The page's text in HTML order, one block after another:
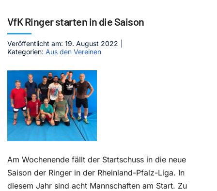
Mediathek
Jetzt abonnieren
Kontakt
VfK Ringer starten in die Saison
Veröffentlicht am: 19. August 2022
Kategorien: Aus den Vereinen
Am Wochenende fällt der Startschuss in die neue
Saison der Ringer in der Rheinland-Pfalz-Liga. In
diesem Jahr sind acht Mannschaften am Start. Zu